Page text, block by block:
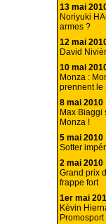
13 mai
Noriyuki
armes ?
12 mai
David
10 mai
Monza :
prennent le
8 mai 2010
Max Biaggi
Monza !
5 mai 2010
Sotter
2 mai 2010
Grand prix
frappe fort
1er mai
Kévin